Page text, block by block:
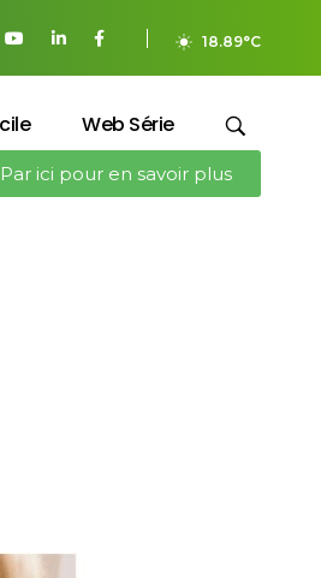
18.89°C
Web Série
ici pour en savoir plus